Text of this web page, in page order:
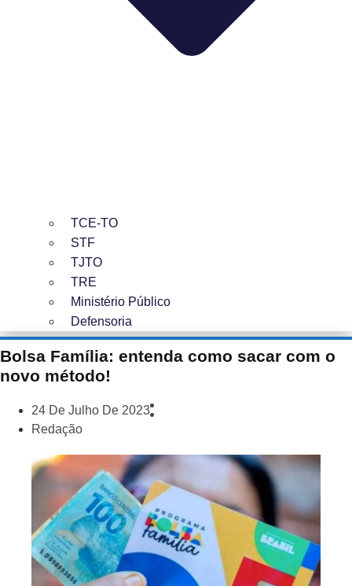
TCE-TO
STF
TJTO
TRE
Ministério Público
Defensoria
Bolsa Família: entenda como sacar com o
novo método!
24 De Julho De 2023
Redação